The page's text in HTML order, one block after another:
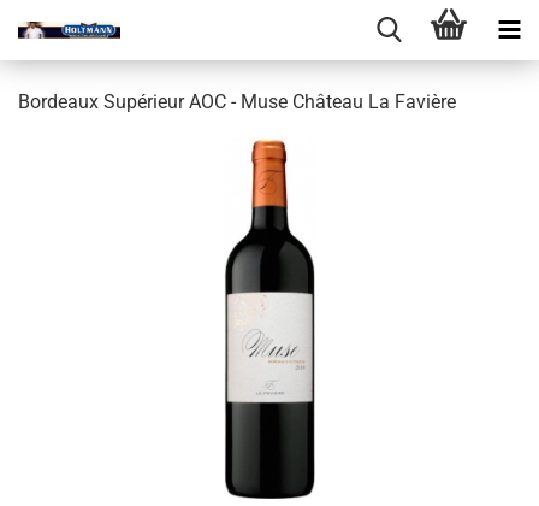
Bordeaux Supérieur AOC - Muse Château La Favière